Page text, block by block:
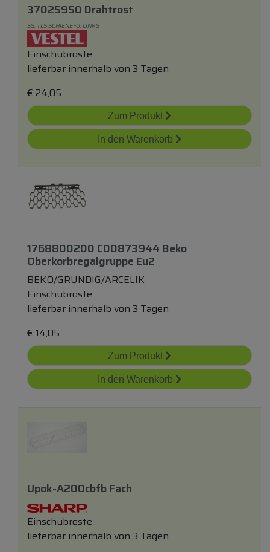
37025950 Drahtrost
5S, TLS SCHIENE=0, LINKS
Einschubroste
lieferbar innerhalb von 3 Tagen
€ 24,05
Zum Produkt
In den Warenkorb
1768800200 C00873944 Beko
Oberkorbregalgruppe Eu2
BEKO/GRUNDIG/ARCELIK
Einschubroste
lieferbar innerhalb von 3 Tagen
€ 14,05
Zum Produkt
In den Warenkorb
Upok-A200cbfb Fach
Einschubroste
lieferbar innerhalb von 3 Tagen